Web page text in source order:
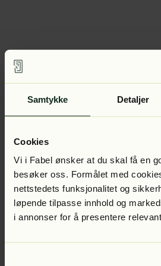
Samtykke Detaljer
Cookies
Vi i Fabel ønsker at du skal få en
besøker oss. Formålet med
nettstedets funksjonalitet og
løpende tilpasse innhold og
i annonser for å presentere